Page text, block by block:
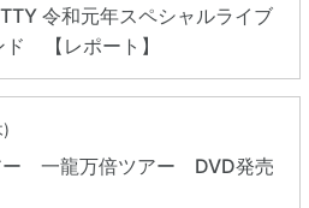
令和元年スペシャルライブ
【レポート】
ー 一龍万倍ツアー DVD発売